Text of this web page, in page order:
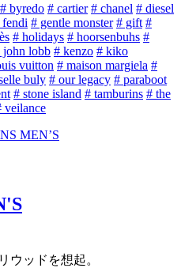
# byredo # cartier # chanel # diesel
fendi # gentle monster # gift #
# holidays # hoorsenbuhs #
john lobb # kenzo # kiko
vuitton # maison margiela #
buly # our legacy # paraboot
# stone island # tamburins # the
veilance
ウッドを想起。